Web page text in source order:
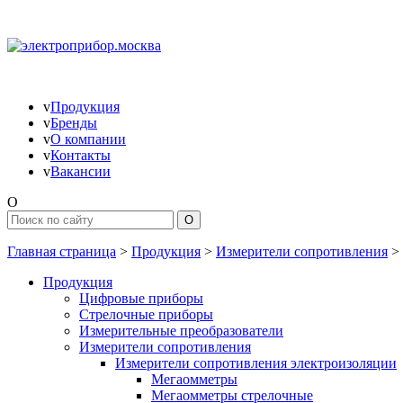
vПродукция
vБренды
vО компании
vКонтакты
vВакансии
O
Главная страница > Продукция > Измерители сопротивления >
Продукция
Цифровые приборы
Стрелочные приборы
Измерительные преобразователи
Измерители сопротивления
Измерители сопротивления электроизоляции
Мегаомметры
Мегаомметры стрелочные